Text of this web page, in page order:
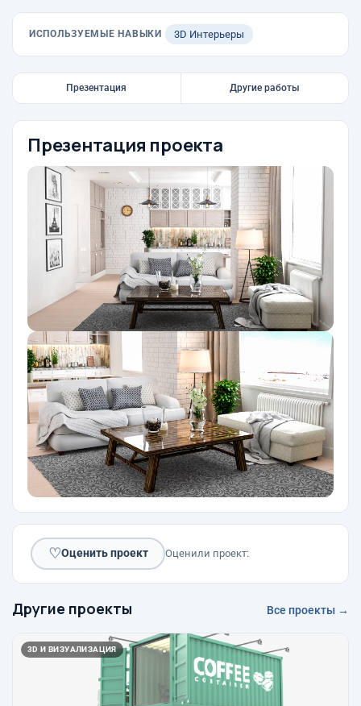
ИСПОЛЬЗУЕМЫЕ НАВЫКИ 3D Интерьеры
Презентация Другие работы
Презентация проекта
♡Оценить проект Оценили проект:
Другие проекты Все проекты →
3D И ВИЗУАЛИЗАЦИЯ